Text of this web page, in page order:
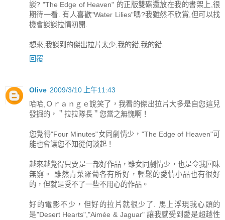
談? "The Edge of Heaven" 的正版雙碟還放在我的書架上,很
期待一看. 有人喜歡"Water Lilies"嗎?我雖然不欣賞,但可以找
機會談談拉情初開.
想來,我談到的傑出拉片太少,我的錯,我的錯.
回覆
Olive 2009/3/10 上午11:43
哈哈,Ｏｒａｎｇｅ說笑了，我看的傑出拉片大多是自您這兒
發掘的，＂拉拉隊長＂您當之無愧啊！
您覺得"Four Minutes"女同劇情少，"The Edge of Heaven"可
能也會讓您不知從何談起！
越來越覺得只要是一部好作品，雖女同劇情少，也是令我回味
無窮。 雖然青菜羅蔔各有所好，輕鬆的愛情小品也有很好
的，但就是受不了一些不用心的作品。
好的電影不少，但好的拉片就很少了. 馬上浮現我心頭的
是"Desert Hearts","Aimée & Jaguar" 讓我感受到愛是超越性